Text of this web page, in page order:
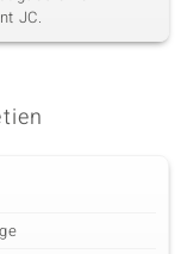
JC.